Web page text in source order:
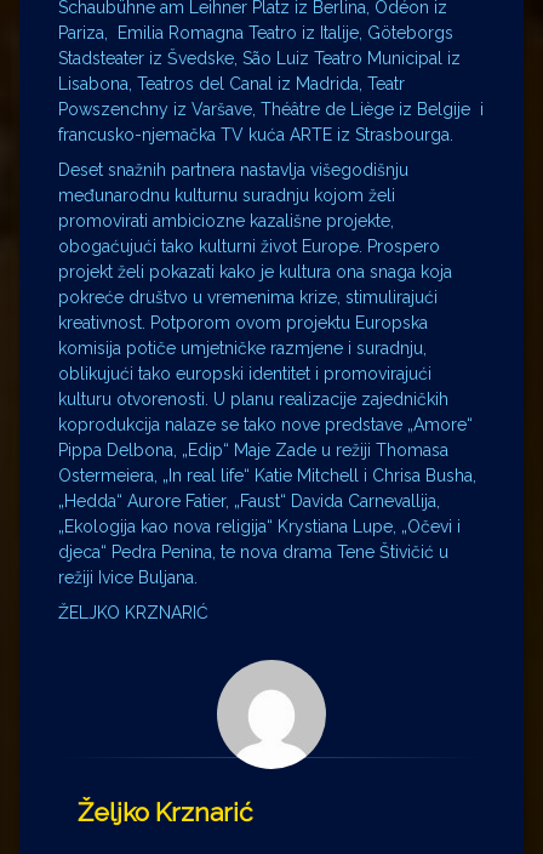
Schaubühne am Leihner Platz iz Berlina, Odéon iz
Pariza, Emilia Romagna Teatro iz Italije, Göteborgs
Stadsteater iz Švedske, São Luiz Teatro Municipal iz
Lisabona, Teatros del Canal iz Madrida, Teatr
Powszenchny iz Varšave, Théâtre de Liège iz Belgije i
francusko-njemačka TV kuća ARTE iz Strasbourga.
Deset snažnih partnera nastavlja višegodišnju
međunarodnu kulturnu suradnju kojom želi
promovirati ambiciozne kazališne projekte,
obogaćujući tako kulturni život Europe. Prospero
projekt želi pokazati kako je kultura ona snaga koja
pokreće društvo u vremenima krize, stimulirajući
kreativnost. Potporom ovom projektu Europska
komisija potiče umjetničke razmjene i suradnju,
oblikujući tako europski identitet i promovirajući
kulturu otvorenosti. U planu realizacije zajedničkih
koprodukcija nalaze se tako nove predstave „Amore“
Pippa Delbona, „Edip“ Maje Zade u režiji Thomasa
Ostermeiera, „In real life“ Katie Mitchell i Chrisa Busha,
„Hedda“ Aurore Fatier, „Faust“ Davida Carnevallija,
„Ekologija kao nova religija“ Krystiana Lupe, „Očevi i
djeca“ Pedra Penina, te nova drama Tene Štivičić u
režiji Ivice Buljana.
ŽELJKO KRZNARIĆ
Željko Krznarić